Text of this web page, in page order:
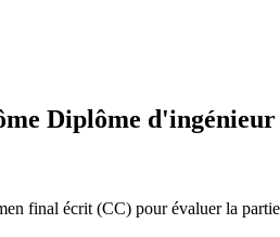
Diplôme d'ingénieur
final écrit (CC) pour évaluer la